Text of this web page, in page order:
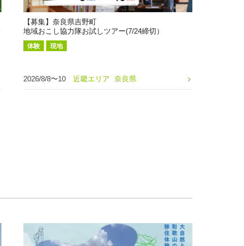
【募集】奈良県吉野町
地域おこし協力隊お試しツアー(7/24締切）
体験 現地
2026/8/8〜10 近畿エリア 奈良県